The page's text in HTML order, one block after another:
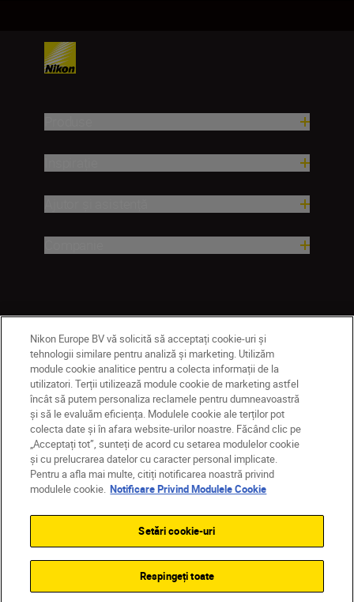
RO Nikon Sites
Contactaţi-ne
Politică de confidențialitate
Termeni de utilizare
Notificare privind modulele cookie
Setări cookie
© 2026 Nikon
Back to top
Nikon Europe BV vă solicită să acceptați cookie-uri și
tehnologii similare pentru analiză și marketing. Utilizăm
module cookie analitice pentru a colecta informații de la
utilizatori. Terții utilizează module cookie de marketing astfel
încât să putem personaliza reclamele pentru dumneavoastră
și să le evaluăm eficiența. Modulele cookie ale terților pot
colecta date și în afara website-urilor noastre. Făcând clic pe
„Acceptați tot”, sunteți de acord cu setarea modulelor cookie
și cu prelucrarea datelor cu caracter personal implicate.
Pentru a afla mai multe, citiți notificarea noastră privind
modulele cookie. Notificare Privind Modulele Cookie
Setări cookie-uri
Respingeți toate